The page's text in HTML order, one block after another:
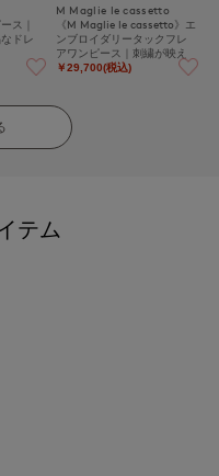
ス｜
ドレ
M Maglie le cassetto
《M Maglie le cassetto》エ
ンブロイダリータックフレ
アワンピース｜刺繍が映え
る優雅な一着
￥29,700(税込)
テム